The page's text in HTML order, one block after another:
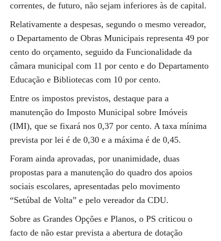
correntes, de futuro, não sejam inferiores às de capital.
Relativamente a despesas, segundo o mesmo vereador,
o Departamento de Obras Municipais representa 49 por
cento do orçamento, seguido da Funcionalidade da
câmara municipal com 11 por cento e do Departamento
Educação e Bibliotecas com 10 por cento.
Entre os impostos previstos, destaque para a
manutenção do Imposto Municipal sobre Imóveis
(IMI), que se fixará nos 0,37 por cento. A taxa mínima
prevista por lei é de 0,30 e a máxima é de 0,45.
Foram ainda aprovadas, por unanimidade, duas
propostas para a manutenção do quadro dos apoios
sociais escolares, apresentadas pelo movimento
“Setúbal de Volta” e pelo vereador da CDU.
Sobre as Grandes Opções e Planos, o PS criticou o
facto de não estar prevista a abertura de dotação